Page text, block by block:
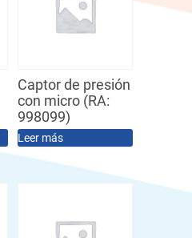
Captor de presión
con micro (RA:
998099)
Leer más